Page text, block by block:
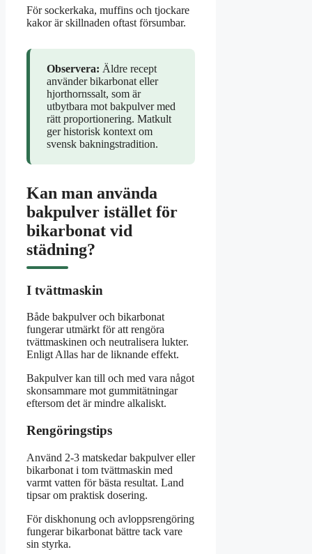
För sockerkaka, muffins och tjockare
kakor är skillnaden oftast försumbar.
Observera: Äldre recept
använder bikarbonat eller
hjorthornssalt, som är
utbytbara mot bakpulver med
rätt proportionering. Matkult
ger historisk kontext om
svensk bakningstradition.
Kan man använda
bakpulver istället för
bikarbonat vid
städning?
I tvättmaskin
Både bakpulver och bikarbonat
fungerar utmärkt för att rengöra
tvättmaskinen och neutralisera lukter.
Enligt Allas har de liknande effekt.
Bakpulver kan till och med vara något
skonsammare mot gummitätningar
eftersom det är mindre alkaliskt.
Rengöringstips
Använd 2-3 matskedar bakpulver eller
bikarbonat i tom tvättmaskin med
varmt vatten för bästa resultat. Land
tipsar om praktisk dosering.
För diskhonung och avloppsrengöring
fungerar bikarbonat bättre tack vare
sin styrka.